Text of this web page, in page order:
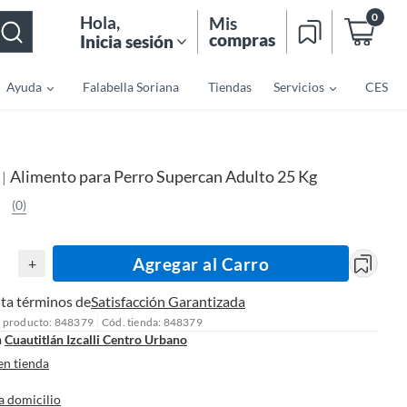
Hola,
Inicia sesión
Mis
compras
0
Ayuda Falabella Soriana Tiendas Servicios CES
| Alimento para Perro Supercan Adulto 25 Kg
(0)
+ Agregar al Carro
términos deSatisfacción Garantizada
producto: 848379 Cód. tienda: 848379
Cuautitlán Izcalli Centro Urbano
tienda
domicilio